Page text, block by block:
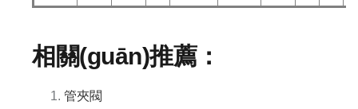
相關(guān)推薦：
管夾閥